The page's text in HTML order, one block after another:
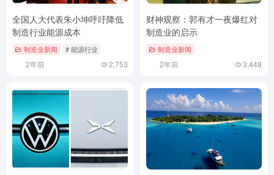
全国人大代表朱小坤呼吁降低
制造行业能源成本
制造业新闻 # 能源行业
2年前 2,753
财神观察：郭有才一夜爆红对
制造业的启示
制造业新闻
2年前 3,448